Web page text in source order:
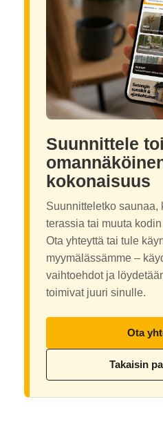
Suunnittele
kokonaisuus
Suunnitteletko saunaa,
terassia tai muuta
Ota yhteyttä tai tule
myymälässämme –
vaihtoehdot ja
toimivat juuri sinulle.
Ota
Takaisin